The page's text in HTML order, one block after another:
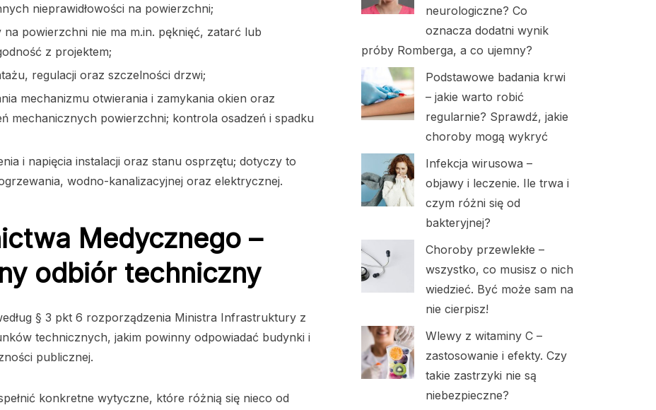
nieprawidłowości na powierzchni;
na powierzchni nie ma m.in. pęknięć, zatarć lub
z projektem;
regulacji oraz szczelności drzwi;
mechanizmu otwierania i zamykania okien oraz
mechanicznych powierzchni; kontrola osadzeń i spadku
i napięcia instalacji oraz stanu osprzętu; dotyczy to
wodno-kanalizacyjnej oraz elektrycznej.
Medycznego –
odbiór techniczny
§ 3 pkt 6 rozporządzenia Ministra Infrastruktury z
technicznych, jakim powinny odpowiadać budynki i
publicznej.
konkretne wytyczne, które różnią się nieco od
neurologiczne? Co
oznacza dodatni wynik
próby Romberga, a co ujemny?
Podstawowe badania krwi
– jakie warto robić
regularnie? Sprawdź, jakie
choroby mogą wykryć
Infekcja wirusowa –
objawy i leczenie. Ile trwa i
czym różni się od
bakteryjnej?
Choroby przewlekłe –
wszystko, co musisz o nich
wiedzieć. Być może sam na
nie cierpisz!
Wlewy z witaminy C –
zastosowanie i efekty. Czy
takie zastrzyki nie są
niebezpieczne?